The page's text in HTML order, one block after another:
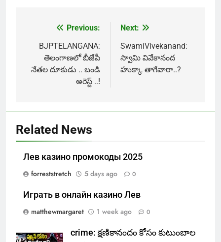
navigation
Previous:
BJPTELANGANA:
తెలంగాణ‌లో బీజేపీ
నేత‌ల దూకుడు .. బండి
అరెస్ట్ ..!
Next:
SwamiVivekanand:
స్వామి వివేకానంద
హుక్కా తాగేవారా..?
Related News
Лев казино промокоды 2025
forreststretch
5 days ago 0
Играть в онлайн казино Лев
matthewmargaret
1 week ago 0
crime: క్షణికానందం కోసం కుటుంబాల